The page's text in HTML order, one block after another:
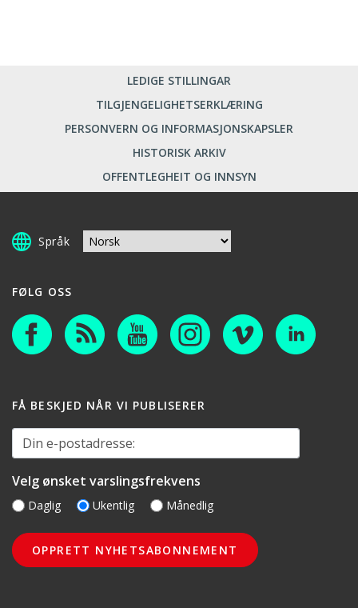
LEDIGE STILLINGAR
TILGJENGELIGHETSERKLÆRING
PERSONVERN OG INFORMASJONSKAPSLER
HISTORISK ARKIV
OFFENTLEGHEIT OG INNSYN
Språk
FØLG OSS
FÅ BESKJED NÅR VI PUBLISERER
Din e-postadresse:
Velg ønsket varslingsfrekvens
Daglig Ukentlig Månedlig